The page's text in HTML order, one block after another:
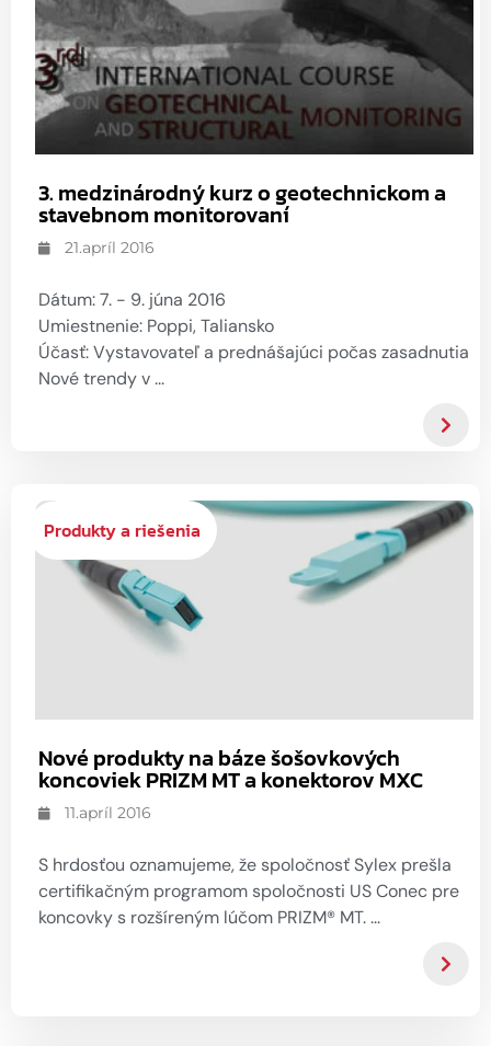
Výrobky veľmi malého formátu
U-DQ FLEXO výrobky
Snímače a Snímacie systémy
Snímače
Meracie zariadenia
Sieťové prepojenia
Inštalačné príslušenstvo
Senzory a snímacie systémy
Priemyselná automatizácia
Obnoviteľné zdroje energie
Zákazková konštrukcia a
výskum a vývoj
Zmluvná výroba / OEM
GDPR
Addresa a
navigácia
Spýtajte sa
online
3. medzinárodný kurz o geotechnickom a
stavebnom monitorovaní
21.apríl 2016
Dátum: 7. - 9. júna 2016
Umiestnenie: Poppi, Taliansko
Účasť: Vystavovateľ a prednášajúci počas zasadnutia
Nové trendy v ...
Produkty a riešenia
Nové produkty na báze šošovkových
koncoviek PRIZM MT a konektorov MXC
11.apríl 2016
S hrdosťou oznamujeme, že spoločnosť Sylex prešla
certifikačným programom spoločnosti US Conec pre
koncovky s rozšíreným lúčom PRIZM® MT. ...